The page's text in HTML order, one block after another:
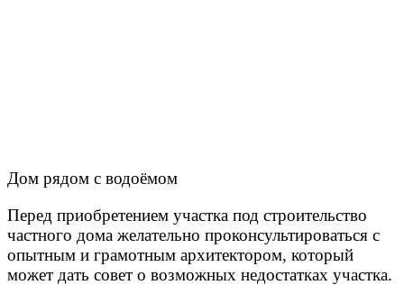
Дом рядом с водоёмом
Перед приобретением участка под строительство
частного дома желательно проконсультироваться с
опытным и грамотным архитектором, который
может дать совет о возможных недостатках участка.